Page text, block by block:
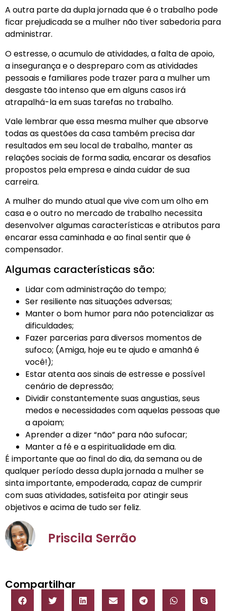
A outra parte da dupla jornada que é o trabalho pode
ficar prejudicada se a mulher não tiver sabedoria para
administrar.
O estresse, o acumulo de atividades, a falta de apoio,
a insegurança e o despreparo com as atividades
pessoais e familiares pode trazer para a mulher um
desgaste tão intenso que em alguns casos irá
atrapalhá-la em suas tarefas no trabalho.
Vale lembrar que essa mesma mulher que absorve
todas as questões da casa também precisa dar
resultados em seu local de trabalho, manter as
relações sociais de forma sadia, encarar os desafios
propostos pela empresa e ainda cuidar de sua
carreira.
A mulher do mundo atual que vive com um olho em
casa e o outro no mercado de trabalho necessita
desenvolver algumas características e atributos para
encarar essa caminhada e ao final sentir que é
compensador.
Algumas características são:
Lidar com administração do tempo;
Ser resiliente nas situações adversas;
Manter o bom humor para não potencializar as
dificuldades;
Fazer parcerias para diversos momentos de
sufoco; (Amiga, hoje eu te ajudo e amanhã é
você!);
Estar atenta aos sinais de estresse e possível
cenário de depressão;
Dividir constantemente suas angustias, seus
medos e necessidades com aquelas pessoas que
a apoiam;
Aprender a dizer “não” para não sufocar;
Manter a fé e a espiritualidade em dia.
É importante que ao final do dia, da semana ou de
qualquer período dessa dupla jornada a mulher se
sinta importante, empoderada, capaz de cumprir
com suas atividades, satisfeita por atingir seus
objetivos e acima de tudo ser feliz.
Priscila Serrão
Compartilhar